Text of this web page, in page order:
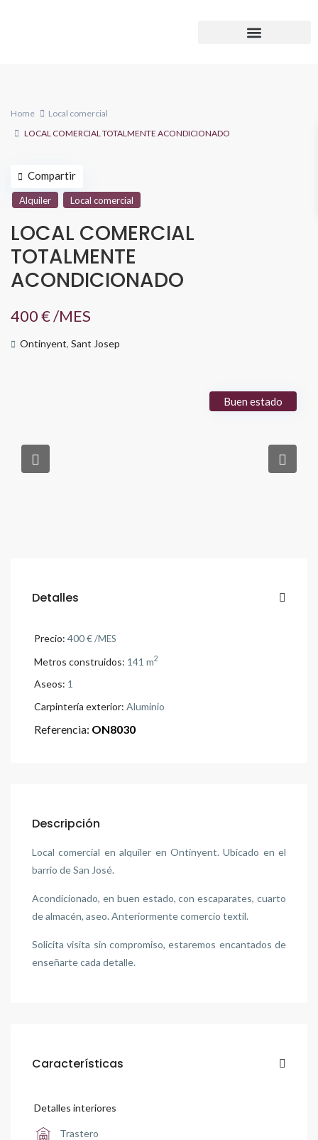
Home
Local comercial
LOCAL COMERCIAL TOTALMENTE ACONDICIONADO
Alquiler Local comercial
LOCAL COMERCIAL
TOTALMENTE
ACONDICIONADO
400 €/MES
Ontinyent,Sant Josep
Compartir
Buen estado
Detalles
Precio: 400 €/MES
Metros construidos: 141 m2
Aseos: 1
Carpintería exterior: Aluminio
Referencia: ON8030
Descripción
Local comercial en alquiler en Ontinyent. Ubicado en el
barrio de San José.
Acondicionado, en buen estado, con escaparates, cuarto
de almacén, aseo. Anteriormente comercio textil.
Solicita visita sin compromiso, estaremos encantados de
enseñarte cada detalle.
Características
Detalles interiores
Trastero